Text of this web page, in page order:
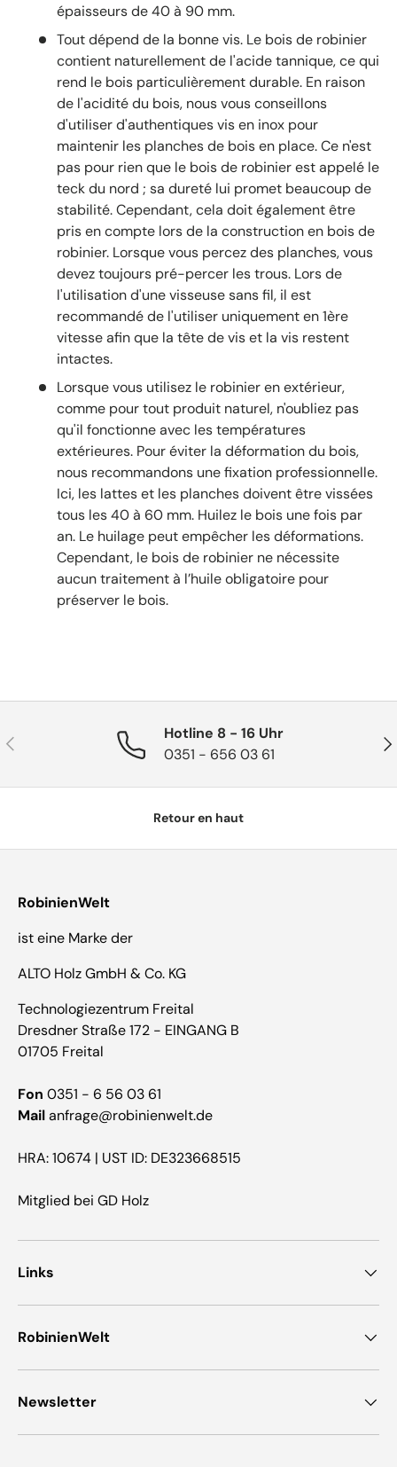
épaisseurs de 40 à 90 mm.
Tout dépend de la bonne vis. Le bois de robinier
contient naturellement de l'acide tannique, ce qui
rend le bois particulièrement durable. En raison
de l'acidité du bois, nous vous conseillons
d'utiliser d'authentiques vis en inox pour
maintenir les planches de bois en place. Ce n'est
pas pour rien que le bois de robinier est appelé le
teck du nord ; sa dureté lui promet beaucoup de
stabilité. Cependant, cela doit également être
pris en compte lors de la construction en bois de
robinier. Lorsque vous percez des planches, vous
devez toujours pré-percer les trous. Lors de
l'utilisation d'une visseuse sans fil, il est
recommandé de l'utiliser uniquement en 1ère
vitesse afin que la tête de vis et la vis restent
intactes.
Lorsque vous utilisez le robinier en extérieur,
comme pour tout produit naturel, n'oubliez pas
qu'il fonctionne avec les températures
extérieures. Pour éviter la déformation du bois,
nous recommandons une fixation professionnelle.
Ici, les lattes et les planches doivent être vissées
tous les 40 à 60 mm. Huilez le bois une fois par
an. Le huilage peut empêcher les déformations.
Cependant, le bois de robinier ne nécessite
aucun traitement à l’huile obligatoire pour
préserver le bois.
Précédent
Hotline 8 - 16 Uhr
0351 - 656 03 61
Retour en haut
RobinienWelt
ist eine Marke der
ALTO Holz GmbH & Co. KG
Technologiezentrum Freital
Dresdner Straße 172 - EINGANG B
01705 Freital
Fon 0351 - 6 56 03 61
Mailanfrage@robinienwelt.de
HRA: 10674 | UST ID: DE323668515
Mitglied bei GD Holz
Links
RobinienWelt
Newsletter